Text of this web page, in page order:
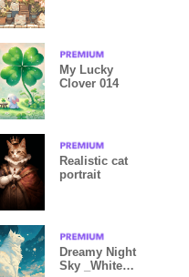
My Lucky
Clover 014
Realistic cat
portrait
Dreamy Night
Sky _White